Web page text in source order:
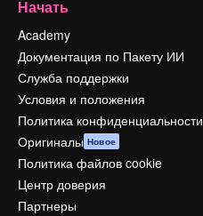
Начать
Academy
Документация по Пакету ИИ
Служба поддержки
Условия и положения
Политика конфиденциальности
Оригиналы Новое
Политика файлов cookie
Центр доверия
Партнеры